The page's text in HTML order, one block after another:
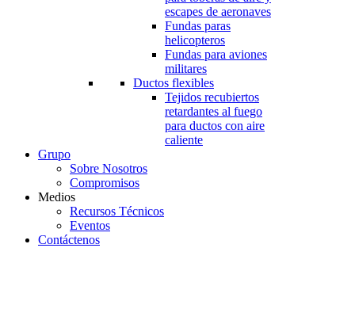
escapes de aeronaves
Fundas paras
helicopteros
Fundas para aviones
militares
Ductos flexibles
Tejidos recubiertos
retardantes al fuego
para ductos con aire
caliente
Grupo
Sobre Nosotros
Compromisos
Medios
Recursos Técnicos
Eventos
Contáctenos